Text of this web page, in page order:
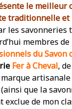
le meilleur
traditionnelle et
les savonneries
membres de
du Savon
Fer à Cheval, de
artisanale
que la
exclue de mon